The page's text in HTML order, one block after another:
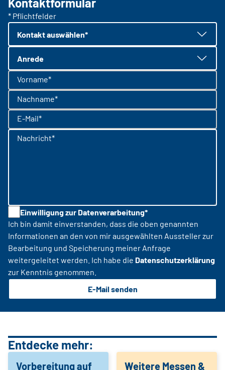
* Pflichtfelder
Kontakt auswählen*
Anrede
Vorname*
Nachname*
E-Mail*
Nachricht*
Einwilligung zur Datenverarbeitung*
Ich bin damit einverstanden, dass die oben genannten
Informationen an den von mir ausgewählten Aussteller zur
Bearbeitung und Speicherung meiner Anfrage
weitergeleitet werden. Ich habe die Datenschutzerklärung
zur Kenntnis genommen.
E-Mail senden
Entdecke mehr:
Vorbereitung auf Weitere Messen &